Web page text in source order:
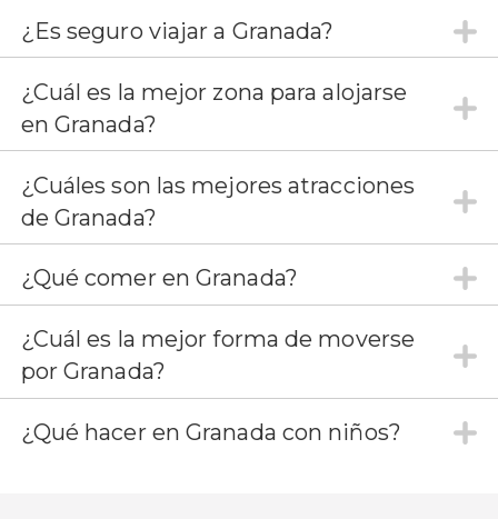
¿Es seguro viajar a Granada?
¿Cuál es la mejor zona para alojarse
en Granada?
¿Cuáles son las mejores atracciones
de Granada?
¿Qué comer en Granada?
¿Cuál es la mejor forma de moverse
por Granada?
¿Qué hacer en Granada con niños?